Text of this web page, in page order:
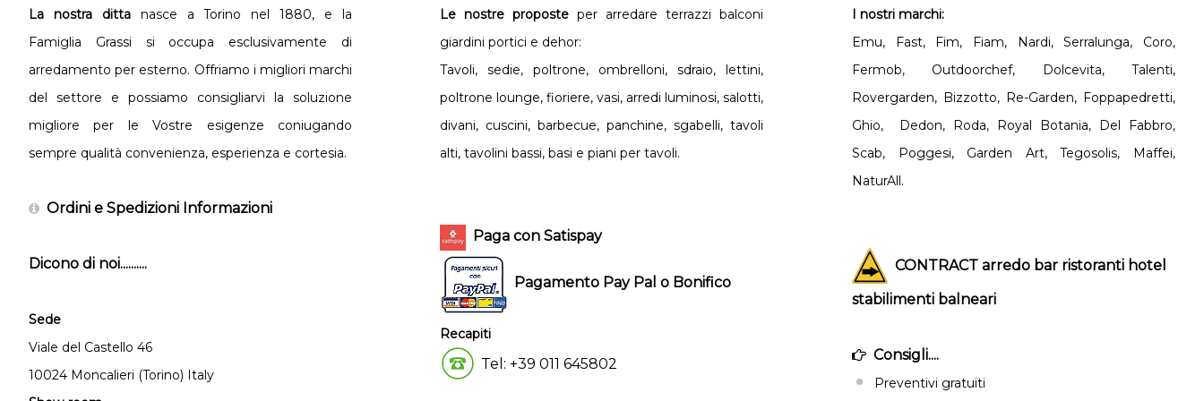
La nostra dittanasce a Torino nel 1880, e la
Famiglia Grassi si occupa esclusivamente di
arredamento per esterno. Offriamo i migliori marchi
del settore e possiamo consigliarvi la soluzione
migliore per le Vostre esigenze coniugando
sempre qualità convenienza, esperienza e cortesia.
Ordini e Spedizioni Informazioni
Dicono di noi..........
Sede
Viale del Castello 46
10024 Moncalieri (Torino) Italy
Le nostre proposte per arredare terrazzi balconi
giardini portici e dehor:
Tavoli, sedie, poltrone, ombrelloni, sdraio, lettini,
poltrone lounge, fioriere, vasi, arredi luminosi, salotti,
divani, cuscini, barbecue, panchine, sgabelli, tavoli
alti, tavolini bassi, basi e piani per tavoli.
Paga con Satispay
Pagamento Pay Pal o Bonifico
Recapiti
Tel: +39 011 645802
I nostri marchi:
Emu, Fast, Fim, Fiam, Nardi, Serralunga, Coro,
Fermob, Outdoorchef, Dolcevita, Talenti,
Rovergarden, Bizzotto, Re-Garden, Foppapedretti,
Ghio, Dedon, Roda, Royal Botania, Del Fabbro,
Scab, Poggesi, Garden Art, Tegosolis, Maffei,
NaturAll.
CONTRACT arredo bar ristoranti hotel
stabilimenti balneari
Consigli....
Preventivi gratuiti